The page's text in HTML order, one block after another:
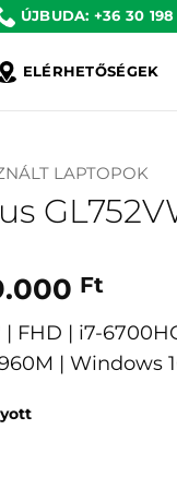
ÚJBUDA: +36 30
ELÉRHETŐSÉGEK
LAPTOPOK
Ft
| FHD | i7-
| Windows